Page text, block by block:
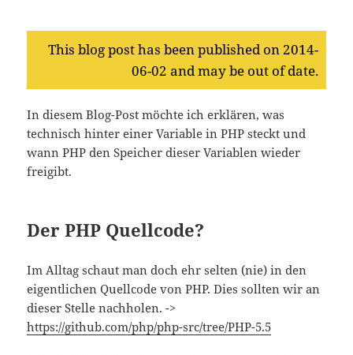
This blog post has been published on 2014-
06-02 and may be out of date.
In diesem Blog-Post möchte ich erklären, was
technisch hinter einer Variable in PHP steckt und
wann PHP den Speicher dieser Variablen wieder
freigibt.
Der PHP Quellcode?
Im Alltag schaut man doch ehr selten (nie) in den
eigentlichen Quellcode von PHP. Dies sollten wir an
dieser Stelle nachholen. ->
https://github.com/php/php-src/tree/PHP-5.5